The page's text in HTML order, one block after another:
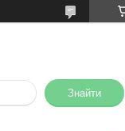
Знайти